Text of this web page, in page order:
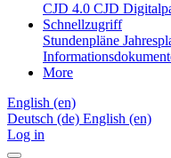
CJD 4.0 CJD
Schnellzugriff
Stundenpläne
More
English ‎(en)‎
Deutsch ‎(de)‎ English ‎(en)‎
Log in